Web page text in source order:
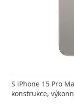
S iPhone 15 Pro
konstrukce,